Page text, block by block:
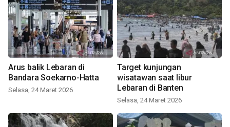
Arus balik Lebaran di
Bandara Soekarno-Hatta
Selasa, 24 Maret 2026
Target kunjungan
wisatawan saat libur
Lebaran di Banten
Selasa, 24 Maret 2026